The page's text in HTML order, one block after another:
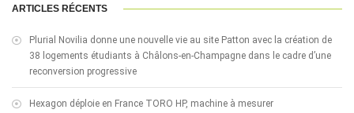
ARTICLES RÉCENTS
Plurial Novilia donne une nouvelle vie au site Patton avec la création de
38 logements étudiants à Châlons-en-Champagne dans le cadre d’une
reconversion progressive
Hexagon déploie en France TORO HP, machine à mesurer